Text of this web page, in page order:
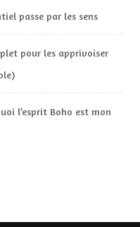
passe par les sens
pour les apprivoiser
l’esprit Boho est mon